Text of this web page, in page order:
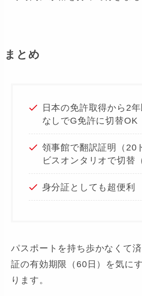
まとめ
日本の免許取得から2
なしでG免許に切替OK
領事館で翻訳証明（20
ビスオンタリオで切替
身分証としても超便利
パスポートを持ち歩かなくて
証の有効期限（60日）を気に
ります。